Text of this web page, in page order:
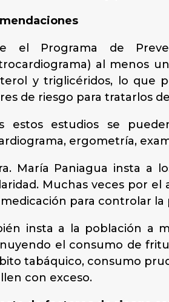
el Programa de
al menos
y triglicéridos, lo que
de riesgo para tratarlos
estos estudios se
ergometría,
María Paniagua insta a
Muchas veces por
para controlar la
insta a la población a
el consumo de
tabáquico, consumo
con exceso.